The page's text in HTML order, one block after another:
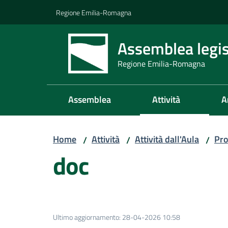
Regione Emilia-Romagna
Assemblea
Regione Emilia-Romagna
Assemblea Attività
Home / Attività / Attività dall'Aula /
doc
Ultimo aggiornamento: 28-04-2026 10:58